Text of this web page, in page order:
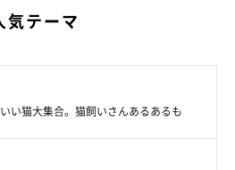
気テーマ
い猫大集合。猫飼いさんあるあるも